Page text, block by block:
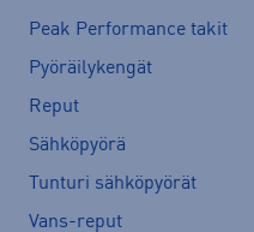
Peak Performance takit
Pyöräilykengät
Reput
Sähköpyörä
Tunturi sähköpyörät
Vans-reput